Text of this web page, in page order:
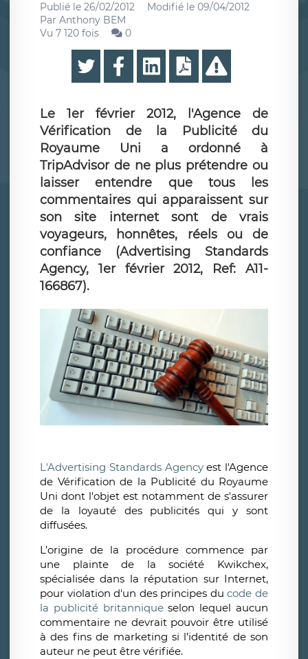
Publié le 26/02/2012 Modifié le 09/04/2012
Par Anthony BEM
Vu 7 120 fois
0
Le 1er février 2012, l'Agence de
Vérification de la Publicité du
Royaume Uni a ordonné à
TripAdvisor de ne plus prétendre ou
laisser entendre que tous les
commentaires qui apparaissent sur
son site internet sont de vrais
voyageurs, honnêtes, réels ou de
confiance (Advertising Standards
Agency, 1er février 2012, Ref: A11-
166867).
L'Advertising Standards Agencyest l'Agence
de Vérification de la Publicité du Royaume
Uni dont l'objet est notamment de s'assurer
de la loyauté des publicités qui y sont
diffusées.
L’origine de la procédure commence par
une plainte de la société Kwikchex,
spécialisée dans la réputation sur Internet,
pour violation d'un des principes ducode de
la publicité britanniqueselon lequel aucun
commentaire ne devrait pouvoir être utilisé
à des fins de marketing si l’identité de son
auteur ne peut être vérifiée.